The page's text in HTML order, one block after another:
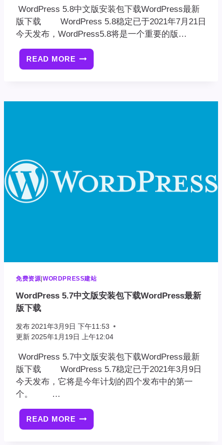
WordPress 5.8中文版安装包下载WordPress最新
版下载 WordPress 5.8稳定已于2021年7月21日
今天发布，WordPress5.8将是一个重要的版…
READ MORE WORDPRESS
5.8
版
WORDPRESS
最
新
免费资源| WORDPRESS建站
WordPress 5.7中文版安装包下载WordPress最新
版下载
发布 2021年3月9日 下午11:53
更新 2025年1月19日 上午12:04
WordPress 5.7中文版安装包下载WordPress最新
版下载 WordPress 5.7稳定已于2021年3月9日
今天发布，它将是今年计划的四个发布中的第一
个。 …
READ MORE WORDPRESS
5.7